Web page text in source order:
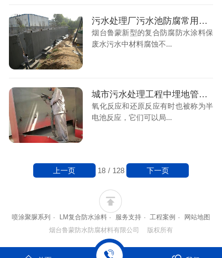
污水处理厂污水池防腐常用材料的LM复合防腐防水涂料
烟台鲁蒙新型的复合防腐防水涂料保
废水污水中材料腐蚀不...
城市污水处理工程中埋地管道防腐可选烟台鲁蒙喷涂聚脲涂料
氧化反应和还原反应有时也被称为半
电池反应，它们可以局...
18 / 128
上一页 下一页
喷涂聚脲系列 · LM复合防水涂料 · 服务支持 · 工程案例 ·
网站地图
烟台鲁蒙防水防腐材料有限公司 版权所有